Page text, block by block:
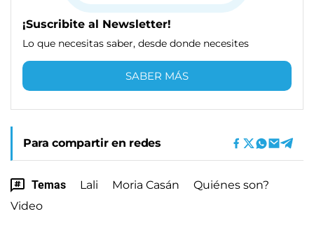
¡Suscribite al Newsletter!
Lo que necesitas saber, desde donde necesites
SABER MÁS
Para compartir en redes
Temas Lali Moria Casán
Quiénes son?
Video